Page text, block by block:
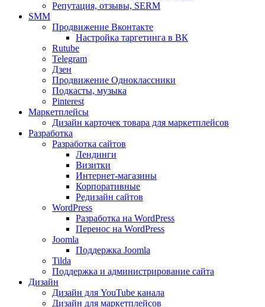
Репутация, отзывы, SERM
SMM
Продвижение Вконтакте
Настройка таргетинга в ВК
Rutube
Telegram
Дзен
Продвижение Одноклассники
Подкасты, музыка
Pinterest
Маркетплейсы
Дизайн карточек товара для маркетплейсов
Разработка
Разработка сайтов
Лендинги
Визитки
Интернет-магазины
Корпоративные
Редизайн сайтов
WordPress
Разработка на WordPress
Перенос на WordPress
Joomla
Поддержка Joomla
Tilda
Поддержка и администрирование сайта
Дизайн
Дизайн для YouTube канала
Дизайн для маркетплейсов